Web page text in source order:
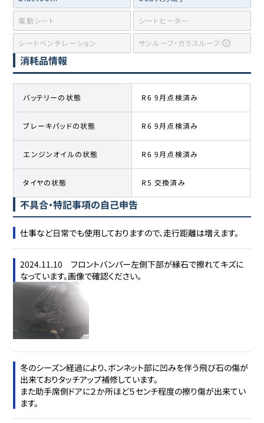
電動シート シートヒーター
シートベンチレーション サンルーフ・ガラスルーフ
消耗品情報
バッテリーの状態 R6 9月点検済み
ブレーキパッドの状態 R6 9月点検済み
エンジンオイルの状態 R6 9月点検済み
タイヤの状態 R5 交換済み
不具合・特記事項の自己申告
仕事など日常でも使用しておりますので、走行距離は増えます。
2024.11.10　フロントバンパー左側下部が縁石で擦れてキズに
なっています。画像で確認ください。
冬のシーズン経過により、ボンネット部に凹みを伴う飛び石の傷が
出来ておりタッチアップ補修しています。
また助手席側ドアに２か所ほど５センチ程度の擦り傷が出来てい